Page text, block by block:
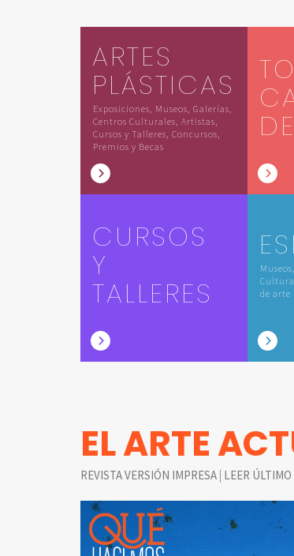
ARTES
PLÁSTICAS
Exposiciones, Museos, Galerías,
Centros Culturales, Artistas,
Cursos y Talleres, Concursos,
Premios y Becas
CURSOS
Y
TALLERES
de arte
EL ARTE
REVISTA VERSIÓN IMPRESA | LEER